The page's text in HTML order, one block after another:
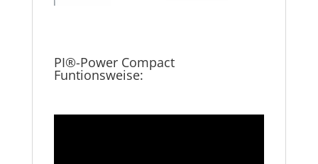
PI®-Power Compact
Funtionsweise: